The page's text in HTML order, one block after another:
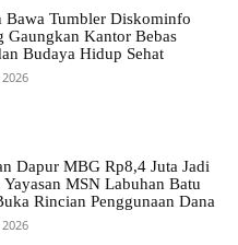
Bawa Tumbler Diskominfo
Gaungkan Kantor Bebas
Budaya Hidup Sehat
Dapur MBG Rp8,4 Juta Jadi
Yayasan MSN Labuhan Batu
Rincian Penggunaan Dana